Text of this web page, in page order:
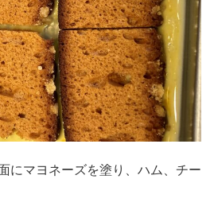
にマヨネーズを塗り、ハム、チー